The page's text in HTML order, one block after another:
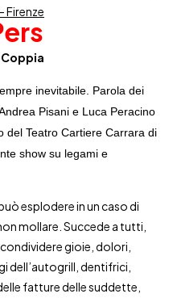
Firenze
inevitabile. Parola dei
Pisani e Luca Peracino
del Teatro Cartiere Carrara di
show su legami e
esplodere in un caso di
mollare. Succede a tutti,
gioie, dolori,
dell’autogrill, dentifrici,
fatture delle suddette,